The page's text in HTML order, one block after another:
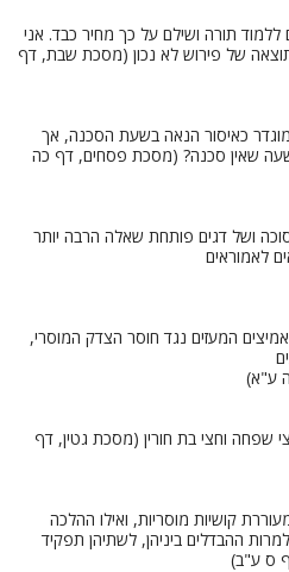
תורה ושילם על כך מחיר כבד. אני
של פירוש לא נכון (מסכת שבת, דף
כאיסור הנאה בשעת הסכנה, אך
שאין סכנה? (מסכת פסחים, דף כה
ושל דגים פותחת שאלה הרבה יותר
לאמוראים
המעזים נגד חוסר הצדק המוסרי,
ע"א)
שפחה וחצי בת חורין (מסכת גטין, דף
קושיות מוסריות, ואילו ההלכה
ההבדלים ביניהן, לשתיהן תפקיד
ס ע"ב)